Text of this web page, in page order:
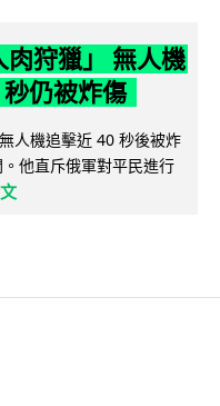
狩獵」 無人機
仍被炸傷
人機追擊近 40 秒後被炸
他直斥俄軍對平民進行